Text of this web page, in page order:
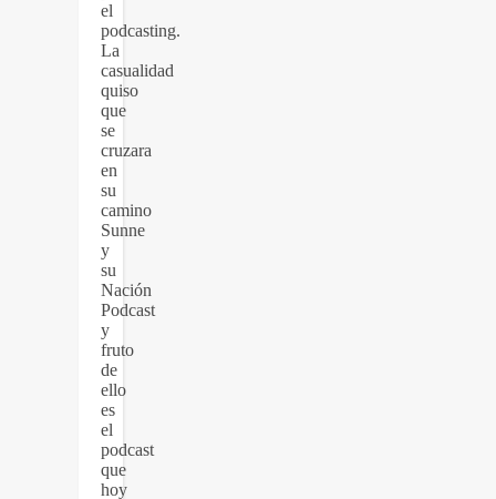
el
podcasting.
La
casualidad
quiso
que
se
cruzara
en
su
camino
Sunne
y
su
Nación
Podcast
y
fruto
de
ello
es
el
podcast
que
hoy